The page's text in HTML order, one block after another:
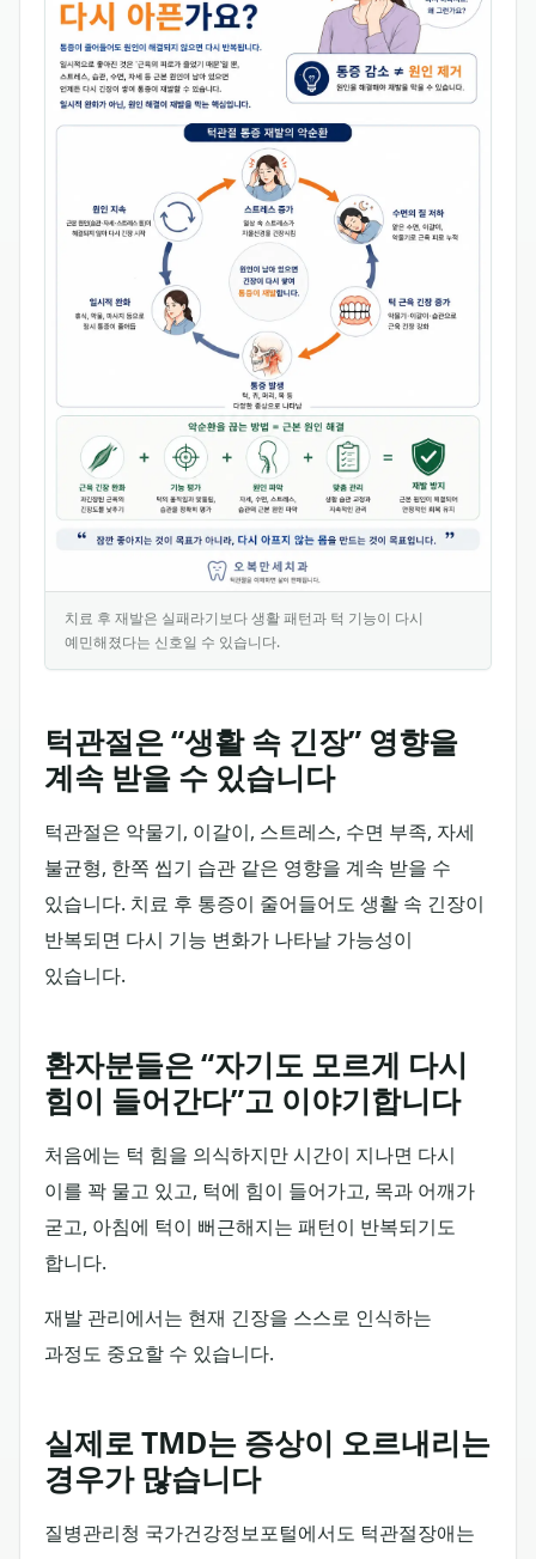
치료 후 재발은 실패라기보다 생활 패턴과 턱 기능이 다시
예민해졌다는 신호일 수 있습니다.
턱관절은 “생활 속 긴장” 영향을
계속 받을 수 있습니다
턱관절은 악물기, 이갈이, 스트레스, 수면 부족, 자세
불균형, 한쪽 씹기 습관 같은 영향을 계속 받을 수
있습니다. 치료 후 통증이 줄어들어도 생활 속 긴장이
반복되면 다시 기능 변화가 나타날 가능성이
있습니다.
환자분들은 “자기도 모르게 다시
힘이 들어간다”고 이야기합니다
처음에는 턱 힘을 의식하지만 시간이 지나면 다시
이를 꽉 물고 있고, 턱에 힘이 들어가고, 목과 어깨가
굳고, 아침에 턱이 뻐근해지는 패턴이 반복되기도
합니다.
재발 관리에서는 현재 긴장을 스스로 인식하는
과정도 중요할 수 있습니다.
실제로 TMD는 증상이 오르내리는
경우가 많습니다
질병관리청 국가건강정보포털에서도 턱관절장애는